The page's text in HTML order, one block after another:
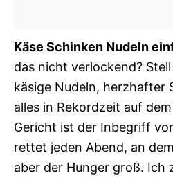
Käse Schinken Nudeln
das nicht verlockend?
käsige Nudeln, herzhafter
alles in Rekordzeit auf
Gericht ist der Inbegriff
rettet jeden Abend, an
aber der Hunger groß. Ich